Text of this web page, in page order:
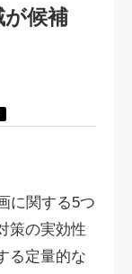
が候補
に関する5つ
策の実効性
る定量的な